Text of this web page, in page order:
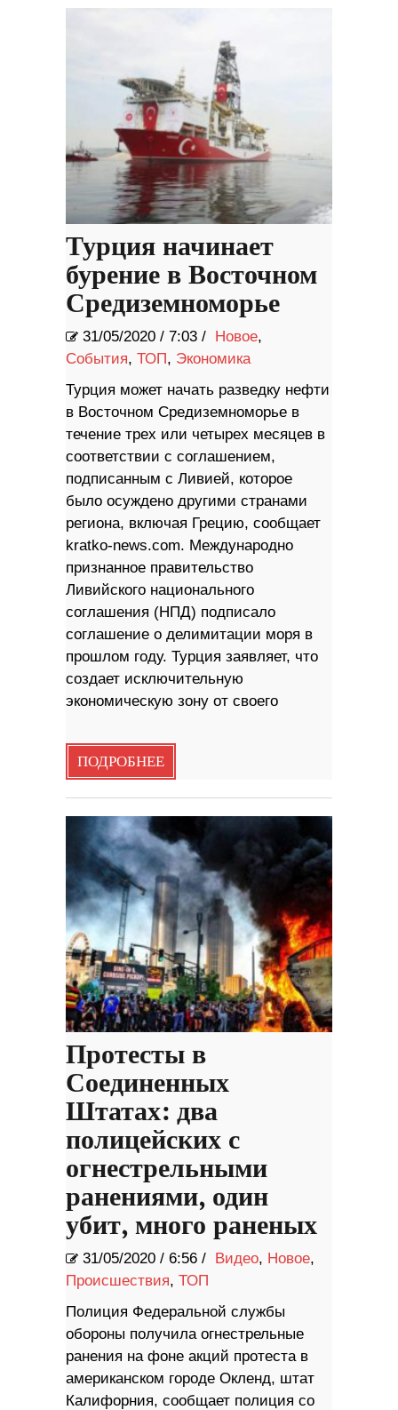
Турция начинает
бурение в Восточном
Средиземноморье
31/05/2020 / 7:03 / Новое,
События, ТОП, Экономика
Турция может начать разведку нефти
в Восточном Средиземноморье в
течение трех или четырех месяцев в
соответствии с соглашением,
подписанным с Ливией, которое
было осуждено другими странами
региона, включая Грецию, сообщает
kratko-news.com. Международно
признанное правительство
Ливийского национального
соглашения (НПД) подписало
соглашение о делимитации моря в
прошлом году. Турция заявляет, что
создает исключительную
экономическую зону от своего
ПОДРОБНЕЕ
Протесты в
Соединенных
Штатах: два
полицейских с
огнестрельными
ранениями, один
убит, много раненых
31/05/2020 / 6:56 / Видео, Новое,
Происшествия, ТОП
Полиция Федеральной службы
обороны получила огнестрельные
ранения на фоне акций протеста в
американском городе Окленд, штат
Калифорния, сообщает полиция со